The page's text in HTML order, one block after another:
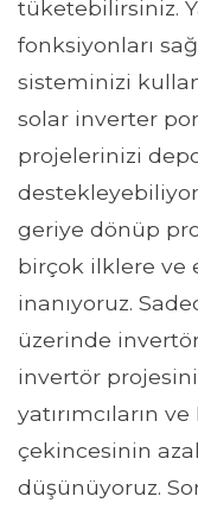
tüketebilirsiniz.
fonksiyonları
sisteminizi
solar inverter
projelerinizi
geriye dönüp
birçok ilklere ve
inanıyoruz.
üzerinde
invertör
yatırımcıların
çekincesinin
düşünüyoruz.